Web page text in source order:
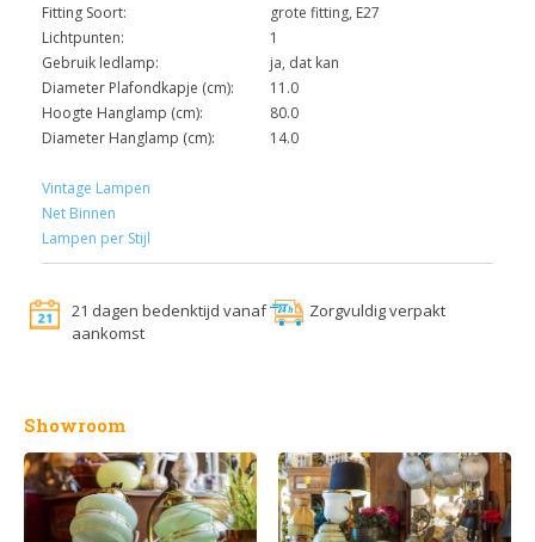
Fitting Soort:
grote fitting, E27
Lichtpunten:
1
Gebruik ledlamp:
ja, dat kan
Diameter Plafondkapje (cm):
11.0
Hoogte Hanglamp (cm):
80.0
Diameter Hanglamp (cm):
14.0
Vintage Lampen
Net Binnen
Lampen per Stijl
21 dagen bedenktijd vanaf
aankomst
Zorgvuldig verpakt
Showroom